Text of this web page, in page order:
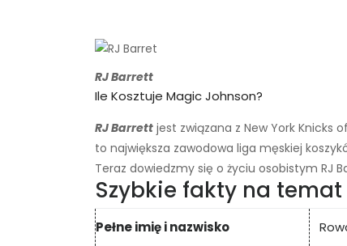
RJ Barrett
Ile Kosztuje Magic Johnson?
RJ Barrett jest związana z New York Knicks
to największa zawodowa liga męskiej
Teraz dowiedzmy się o życiu osobistym RJ
Szybkie fakty na temat
Pełne imię i nazwisko